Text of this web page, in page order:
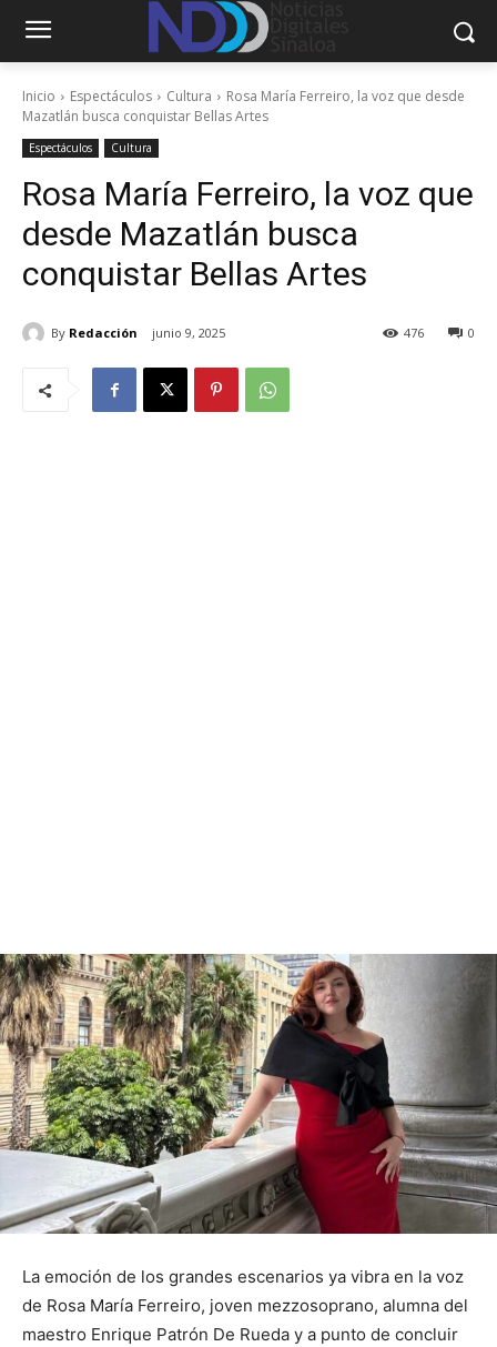
Inicio Espectáculos Cultura
Rosa María Ferreiro, la voz que desde
Mazatlán busca conquistar Bellas Artes
Espectáculos Cultura
Rosa María Ferreiro, la voz que
desde Mazatlán busca
conquistar Bellas Artes
By Redacción junio 9, 2025 0
476
La emoción de los grandes escenarios ya vibra en la voz
de Rosa María Ferreiro, joven mezzosoprano, alumna del
maestro Enrique Patrón De Rueda y a punto de concluir